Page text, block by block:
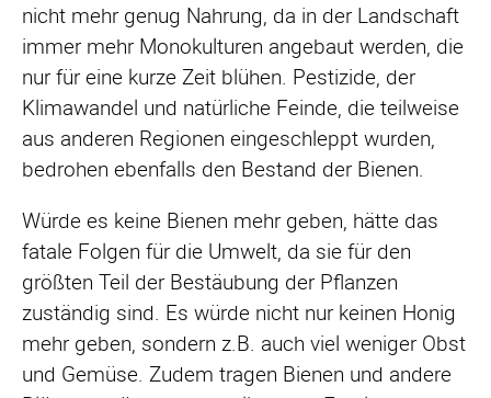
nicht mehr genug Nahrung, da in der Landschaft
immer mehr Monokulturen angebaut werden, die
nur für eine kurze Zeit blühen. Pestizide, der
Klimawandel und natürliche Feinde, die teilweise
aus anderen Regionen eingeschleppt wurden,
bedrohen ebenfalls den Bestand der Bienen.
Würde es keine Bienen mehr geben, hätte das
fatale Folgen für die Umwelt, da sie für den
größten Teil der Bestäubung der Pflanzen
zuständig sind. Es würde nicht nur keinen Honig
mehr geben, sondern z.B. auch viel weniger Obst
und Gemüse. Zudem tragen Bienen und andere